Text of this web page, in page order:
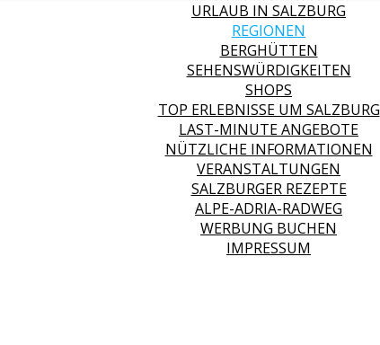
URLAUB IN SALZBURG
REGIONEN
BERGHÜTTEN
SEHENSWÜRDIGKEITEN
SHOPS
TOP ERLEBNISSE UM SALZBURG
LAST-MINUTE ANGEBOTE
NÜTZLICHE INFORMATIONEN
VERANSTALTUNGEN
SALZBURGER REZEPTE
ALPE-ADRIA-RADWEG
WERBUNG BUCHEN
IMPRESSUM